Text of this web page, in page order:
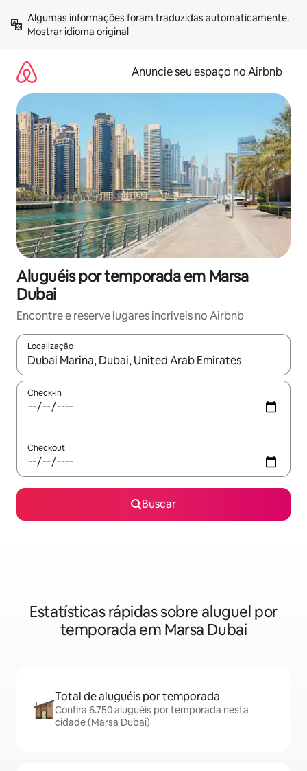
para
Mostrar idioma original
Anuncie seu espaço no Airbnb
Aluguéis por temporada em Marsa
Dubai
Encontre e reserve lugares incríveis no Airbnb
Localização
Quando os resultados estiverem disponíveis, explore-os
Check-in
Checkout
Buscar
Estatísticas rápidas sobre aluguel por
temporada em Marsa Dubai
Total de aluguéis por temporada
Confira 6.750 aluguéis por temporada nesta
cidade (Marsa Dubai)